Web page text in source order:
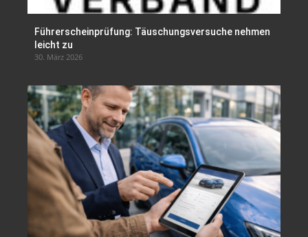
Führerscheinprüfung: Täuschungsversuche nehmen
leicht zu
30. März 2026